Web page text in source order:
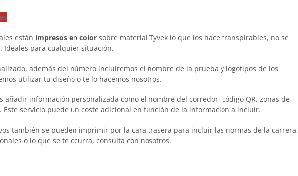
están impresos en color sobre material Tyvek lo que los hace transpirables, no se
Ideales para cualquier situación.
además del número incluiremos el nombre de la prueba y logotipos de los
utilizar tu diseño o te lo hacemos nosotros.
añadir información personalizada como el nombre del corredor, código QR, zonas de
Este servicio puede un coste adicional en función de la información a incluir.
también se pueden imprimir por la cara trasera para incluir las normas de la carrera,
o lo que se te ocurra, consulta con nosotros.